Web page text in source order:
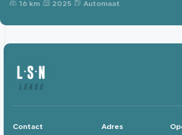
16 km 2025 Automaat
Contact Adres